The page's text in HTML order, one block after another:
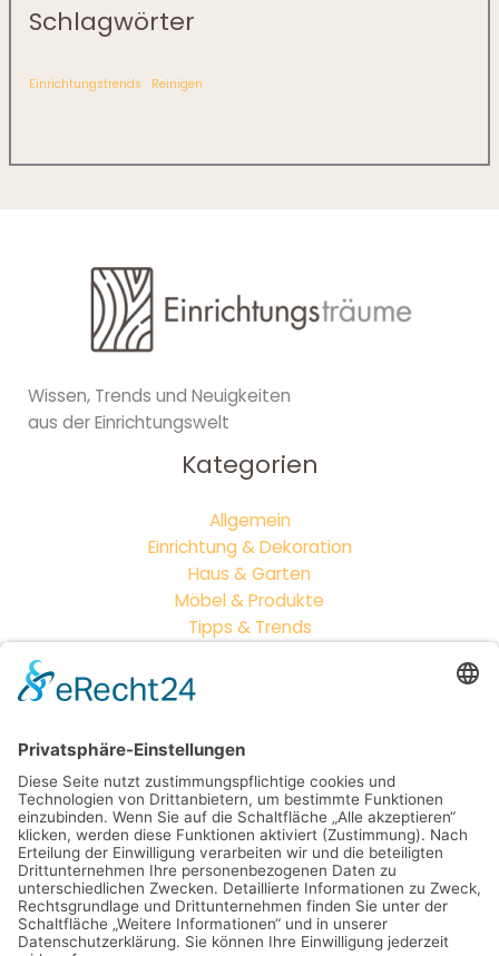
Schlagwörter
Einrichtungstrends Reinigen
Wissen, Trends und Neuigkeiten
aus der Einrichtungswelt
Kategorien
Allgemein
Einrichtung & Dekoration
Haus & Garten
Möbel & Produkte
Tipps & Trends
Neueste Beiträge
zweiten Zuhause
Vintage vs. Modern: Wie du Möbelstile perfekt
kombinierst
Mehr als nur Sitzgelegenheiten: So entsteht dein
neues Lieblingsplätzchen draußen
Mit cleverer Lichtsteuerung Räume ins perfekte
Licht rücken – so treffen Sie jede Stimmung
genau ins Schwarze